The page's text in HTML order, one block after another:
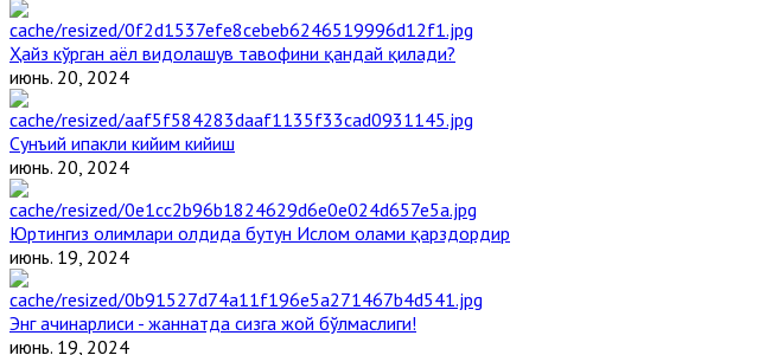
Ҳайз кўрган аёл видолашув тавофини қандай қилади?
июнь. 20, 2024
Сунъий ипакли кийим кийиш
июнь. 20, 2024
Юртингиз олимлари олдида бутун Ислом олами қарздордир
июнь. 19, 2024
Энг ачинарлиси - жаннатда сизга жой бўлмаслиги!
июнь. 19, 2024